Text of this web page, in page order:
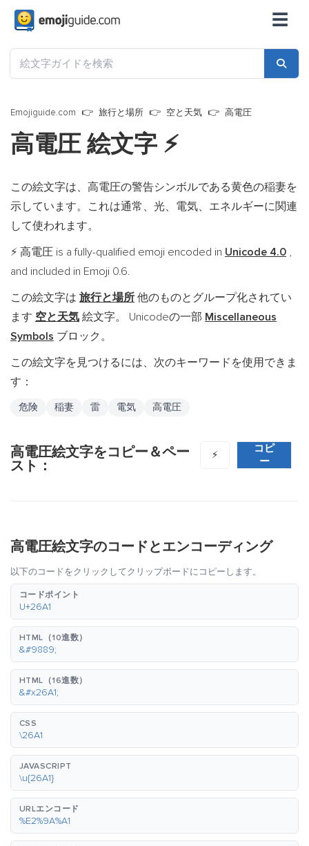
☰
Emojiguide.com 旅行と場所 空と天気 高電圧
高電圧 絵文字 ⚡
この絵文字は、高電圧の警告シンボルである黄色の稲妻を
示しています。これは通常、光、電気、エネルギーに関連
して使われます。
⚡ 高電圧 is a fully-qualified emoji encoded in Unicode 4.0 ,
and included in Emoji 0.6.
この絵文字は 旅行と場所 他のものとグループ化されてい
ます 空と天気 絵文字。 Unicodeの一部 Miscellaneous
Symbols ブロック。
この絵文字を見つけるには、次のキーワードを使用できま
す：
危険 稲妻 雷 電気 高電圧
高電圧絵文字をコピー＆ペー
スト：
⚡
コピ
ー
高電圧絵文字のコードとエンコーディング
以下のコードをクリックしてクリップボードにコピーします。
コードポイント
U+26A1
HTML（10進数）
&#9889;
HTML（16進数）
&#x26A1;
CSS
\26A1
JAVASCRIPT
\u{26A1}
URLエンコード
%E2%9A%A1